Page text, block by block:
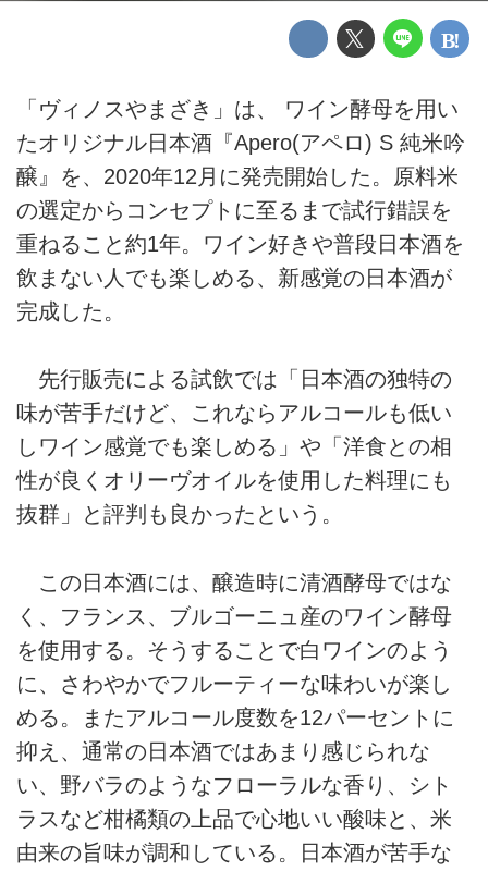
「ヴィノスやまざき」は、 ワイン酵母を用い
たオリジナル日本酒『Apero(アペロ) S 純米吟
醸』を、2020年12月に発売開始した。原料米
の選定からコンセプトに至るまで試行錯誤を
重ねること約1年。ワイン好きや普段日本酒を
飲まない人でも楽しめる、新感覚の日本酒が
完成した。
先行販売による試飲では「日本酒の独特の
味が苦手だけど、これならアルコールも低い
しワイン感覚でも楽しめる」や「洋食との相
性が良くオリーヴオイルを使用した料理にも
抜群」と評判も良かったという。
この日本酒には、醸造時に清酒酵母ではな
く、フランス、ブルゴーニュ産のワイン酵母
を使用する。そうすることで白ワインのよう
に、さわやかでフルーティーな味わいが楽し
める。またアルコール度数を12パーセントに
抑え、通常の日本酒ではあまり感じられな
い、野バラのようなフローラルな香り、シト
ラスなど柑橘類の上品で心地いい酸味と、米
由来の旨味が調和している。日本酒が苦手な